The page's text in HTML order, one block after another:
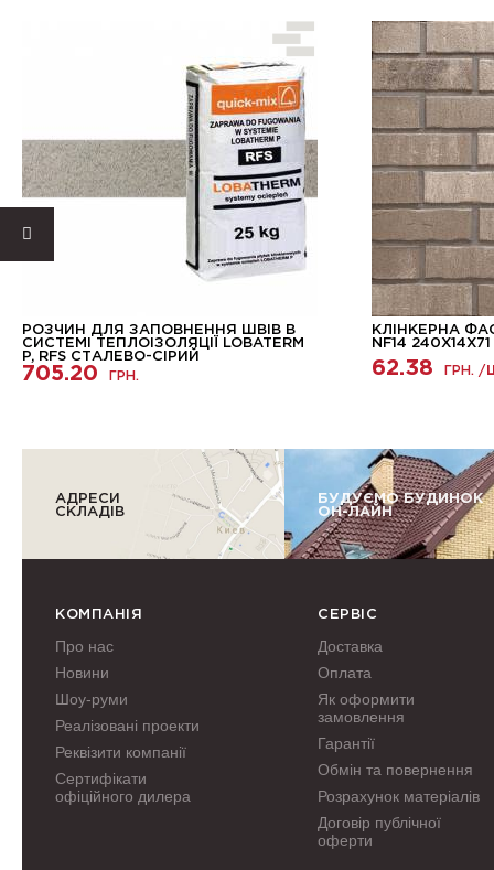
РОЗЧИН ДЛЯ ЗАПОВНЕННЯ ШВІВ В
СИСТЕМІ ТЕПЛОІЗОЛЯЦІЇ LOBATERM
P, RFS СТАЛЕВО-СІРИЙ
705.20 ГРН.
КЛІНКЕРНА
NF14 240X14X71
62.38 ГРН. /
АДРЕСИ
СКЛАДІВ
БУДУЄМО БУДИНОК
ОН-ЛАЙН
КОМПАНІЯ
Про нас
Новини
Шоу-руми
Реалізовані проекти
Реквізити компанії
Сертифікати
офіційного дилера
СЕРВІС
Доставка
Оплата
Як оформити
замовлення
Гарантії
Обмін та повернення
Розрахунок матеріалів
Договір публічної
оферти